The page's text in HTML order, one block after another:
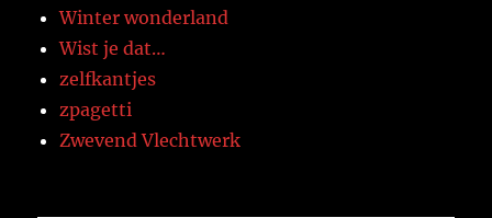
Winter wonderland
Wist je dat…
zelfkantjes
zpagetti
Zwevend Vlechtwerk